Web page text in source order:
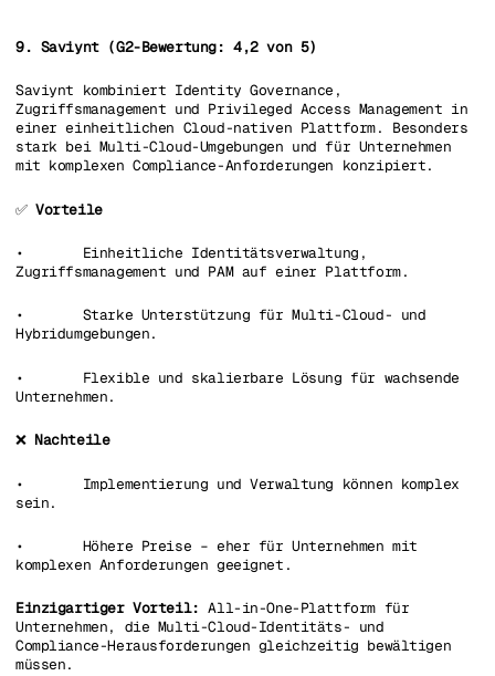
9. Saviynt (G2-Bewertung: 4,2 von 5)
Saviynt kombiniert Identity Governance,
Zugriffsmanagement und Privileged Access Management in
einer einheitlichen Cloud-nativen Plattform. Besonders
stark bei Multi-Cloud-Umgebungen und für Unternehmen
mit komplexen Compliance-Anforderungen konzipiert.
✅Vorteile
• Einheitliche Identitätsverwaltung,
Zugriffsmanagement und PAM auf einer Plattform.
• Starke Unterstützung für Multi-Cloud- und
Hybridumgebungen.
• Flexible und skalierbare Lösung für wachsende
Unternehmen.
❌Nachteile
• Implementierung und Verwaltung können komplex
sein.
• Höhere Preise – eher für Unternehmen mit
komplexen Anforderungen geeignet.
Einzigartiger Vorteil:All-in-One-Plattform für
Unternehmen, die Multi-Cloud-Identitäts- und
Compliance-Herausforderungen gleichzeitig bewältigen
müssen.